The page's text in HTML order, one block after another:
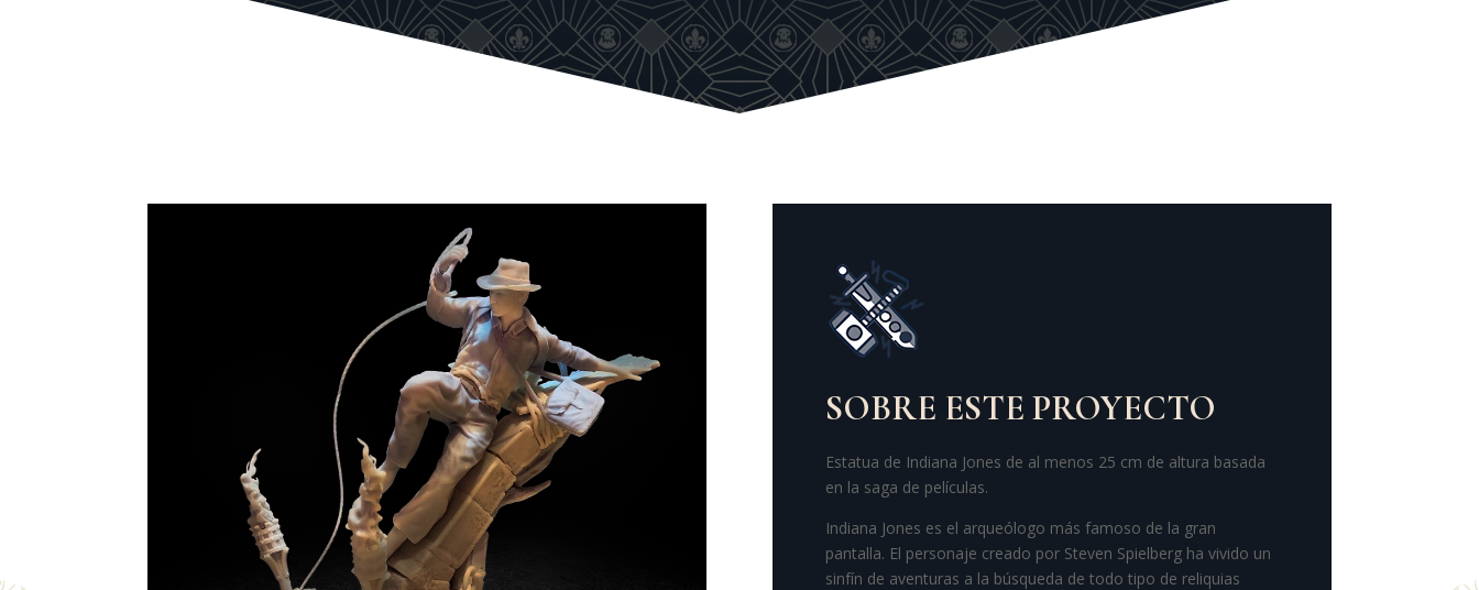
SOBRE ESTE PROYECTO
Estatua de Indiana Jones de al menos 25 cm de altura basada
en la saga de películas.
Indiana Jones es el arqueólogo más famoso de la gran
pantalla. El personaje creado por Steven Spielberg ha vivido un
sinfín de aventuras a la búsqueda de todo tipo de reliquias